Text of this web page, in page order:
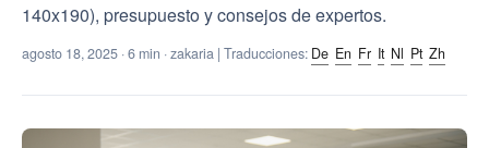
Consejos
140x190), presupuesto y consejos de expertos.
agosto 18, 2025 · 6 min · zakaria | Traducciones: De En Fr It Nl Pt Zh